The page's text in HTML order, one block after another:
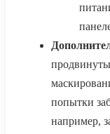
попытки
например,